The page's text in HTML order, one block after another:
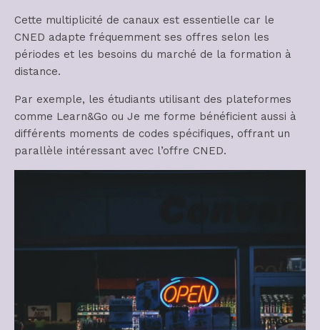
Cette multiplicité de canaux est essentielle car le
CNED adapte fréquemment ses offres selon les
périodes et les besoins du marché de la formation à
distance.
Par exemple, les étudiants utilisant des plateformes
comme Learn&Go ou Je me forme bénéficient aussi à
différents moments de codes spécifiques, offrant un
parallèle intéressant avec l’offre CNED.